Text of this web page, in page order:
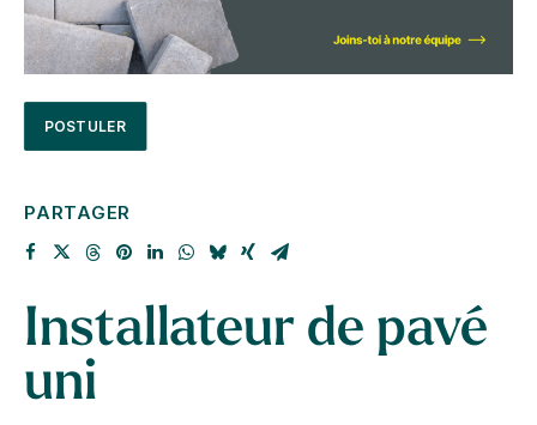
Installateur de pavé
uni
POSTULER
PARTAGER